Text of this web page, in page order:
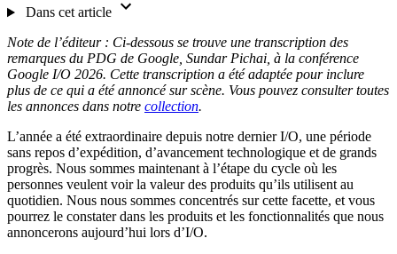
Dans cet article
Note de l’éditeur : Ci-dessous se trouve une transcription des
remarques du PDG de Google, Sundar Pichai, à la conférence
Google I/O 2026. Cette transcription a été adaptée pour inclure
plus de ce qui a été annoncé sur scène. Vous pouvez consulter toutes
les annonces dans notre collection.
L’année a été extraordinaire depuis notre dernier I/O, une période
sans repos d’expédition, d’avancement technologique et de grands
progrès. Nous sommes maintenant à l’étape du cycle où les
personnes veulent voir la valeur des produits qu’ils utilisent au
quotidien. Nous nous sommes concentrés sur cette facette, et vous
pourrez le constater dans les produits et les fonctionnalités que nous
annoncerons aujourd’hui lors d’I/O.